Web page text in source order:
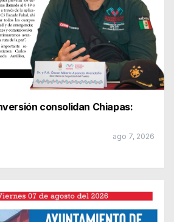
consolidan Chiapas:
ago 7, 2026